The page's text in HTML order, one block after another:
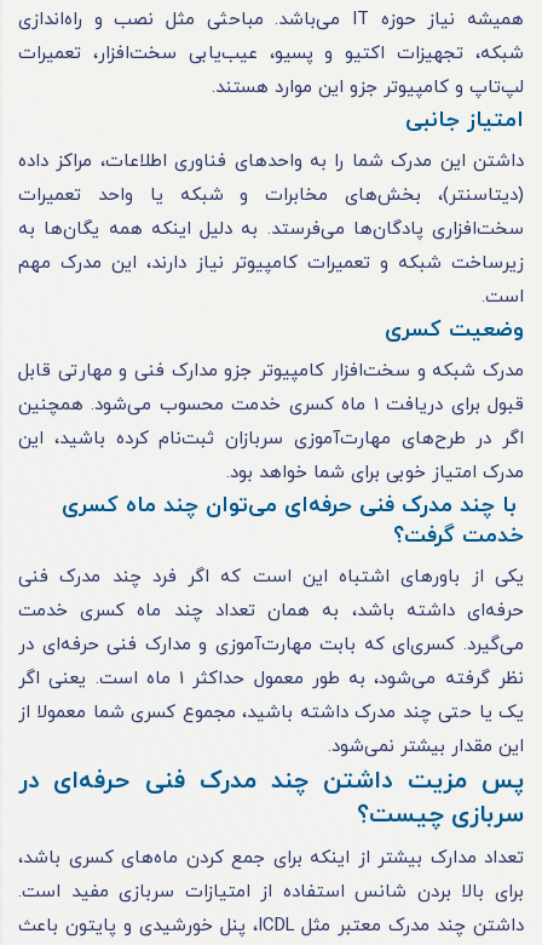
همیشه نیاز حوزه IT می‌باشد. مباحثی مثل نصب و راه‌اندازی
شبکه، تجهیزات اکتیو و پسیو، عیب‌یابی سخت‌افزار، تعمیرات
لپ‌تاپ و کامپیوتر جزو این موارد هستند.
امتیاز جانبی
داشتن این مدرک شما را به واحدهای فناوری اطلاعات، مراکز داده
(دیتاسنتر)، بخش‌های مخابرات و شبکه یا واحد تعمیرات
سخت‌افزاری پادگان‌ها می‌فرستد. به دلیل اینکه همه یگان‌ها به
زیرساخت شبکه و تعمیرات کامپیوتر نیاز دارند، این مدرک مهم
است.
وضعیت کسری
مدرک شبکه و سخت‌افزار کامپیوتر جزو مدارک فنی و مهارتی قابل
قبول برای دریافت 1 ماه کسری خدمت محسوب می‌شود. همچنین
اگر در طرح‌های مهارت‌آموزی سربازان ثبت‌نام کرده باشید، این
مدرک امتیاز خوبی برای شما خواهد بود.
با چند مدرک فنی حرفه‌ای می‌توان چند ماه کسری
خدمت گرفت؟
یکی از باورهای اشتباه این است که اگر فرد چند مدرک فنی
حرفه‌ای داشته باشد، به همان تعداد چند ماه کسری خدمت
می‌گیرد. کسری‌ای که بابت مهارت‌آموزی و مدارک فنی حرفه‌ای در
نظر گرفته می‌شود، به طور معمول حداکثر 1 ماه است. یعنی اگر
یک یا حتی چند مدرک داشته باشید، مجموع کسری شما معمولا از
این مقدار بیشتر نمی‌شود.
پس مزیت داشتن چند مدرک فنی حرفه‌ای در
سربازی چیست؟
تعداد مدارک بیشتر از اینکه برای جمع کردن ماه‌های کسری باشد،
برای بالا بردن شانس استفاده از امتیازات سربازی مفید است.
داشتن چند مدرک معتبر مثل ICDL، پنل خورشیدی و پایتون باعث